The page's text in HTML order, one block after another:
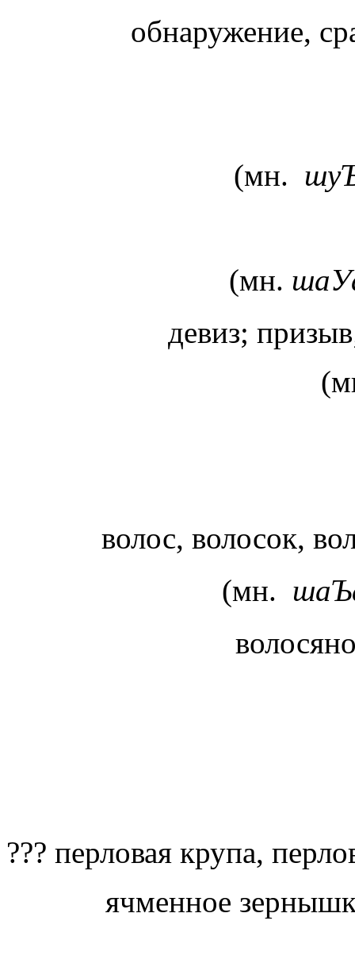
обнаружение,
(мн.
(мн.
девиз;
волос, волосок,
(мн.
??? перловая крупа,
ячменное